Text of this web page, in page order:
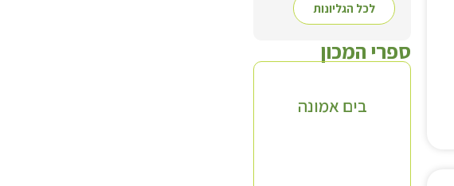
לכל הגליונות
ספרי המכון
בים אמונה